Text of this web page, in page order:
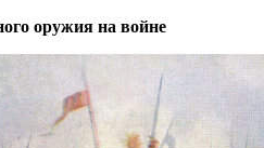
оружия на войне